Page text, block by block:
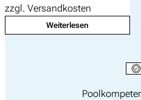
zzgl. Versandkosten
Weiterlesen